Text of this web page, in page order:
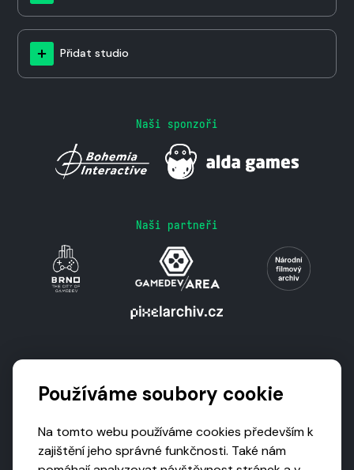
Přidat studio
Naši sponzoři
Naši partneři
Používáme soubory cookie
Na tomto webu používáme cookies především k
zajištění jeho správné funkčnosti. Také nám